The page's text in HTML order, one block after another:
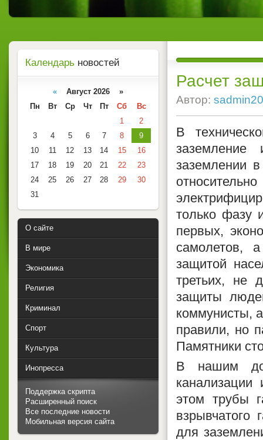
Расчет
Автор:
В
заземление
заземлении
только фазу
первых,
самолетов,
защитой
третьих, не
защиты
коммунисты,
правили, но
Памятники
В нашим
этом трубы
взрывчатого
для
Календарь новостей
« Август 2026 »
Пн
Вт Ср Чт Пт Сб
Вс
1
2
3
4 5 6 7 8
9
10
11 12 13 14 15
16
17
18 19 20 21 22
23
24
25 26 27 28 29
30
31
О сайте
В мире
Экономика
Религия
Криминал
Спорт
Культура
Инопресса
Поддержка скрипта
Расширенный поиск
Все последние новости
Мобильная версия сайта